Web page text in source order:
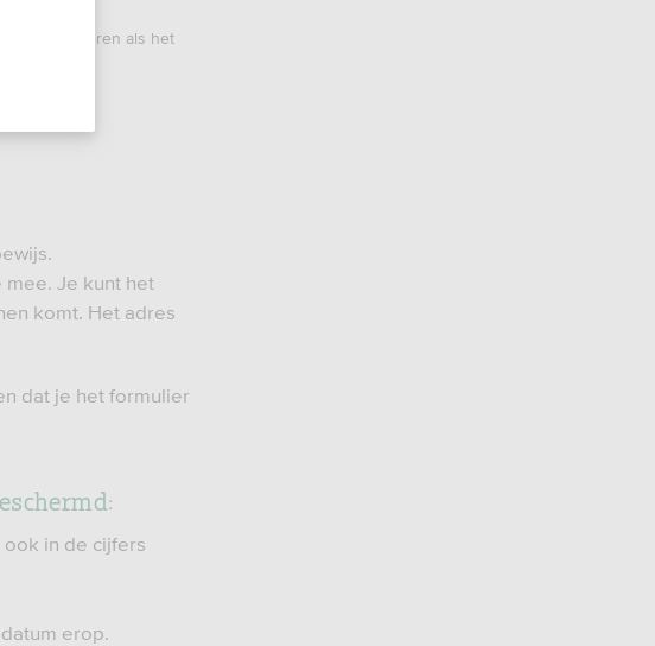
verzilveren als het
Je kunt het
komt. Het adres
dat je het formulier
in de cijfers
erop.